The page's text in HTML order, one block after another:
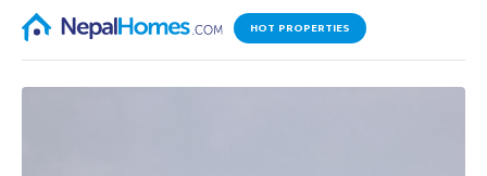
HOT PROPERTIES